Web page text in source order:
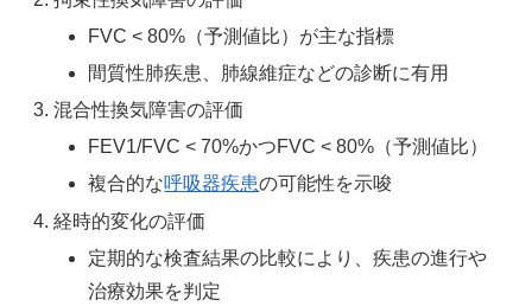
FVC < 80%（予測値比）が主な指標
間質性肺疾患、肺線維症などの診断に有用
混合性換気障害の評価
FEV1/FVC < 70%かつFVC < 80%（予測値比）
複合的な呼吸器疾患の可能性を示唆
経時的変化の評価
定期的な検査結果の比較により、疾患の進行や
治療効果を判定